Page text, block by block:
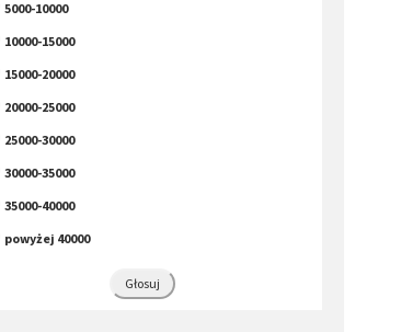
5000-10000
10000-15000
15000-20000
20000-25000
25000-30000
30000-35000
35000-40000
powyżej 40000